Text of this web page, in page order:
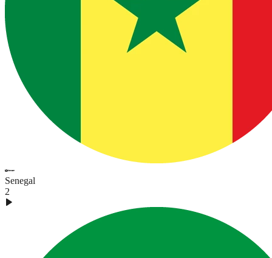
Senegal
2